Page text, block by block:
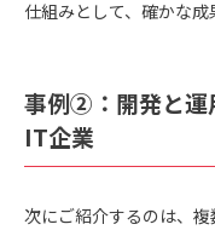
仕組みとして、確かな成
事例②：開発と運
IT企業
次にご紹介するのは、